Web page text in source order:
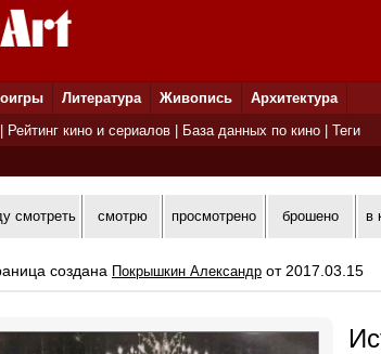
Литература Живопись Архитектура
Рейтинг кино и сериалов База данных по кино
Теги
смотреть смотрю просмотрено брошено в
создана Покрышкин Александр от 2017.03.15